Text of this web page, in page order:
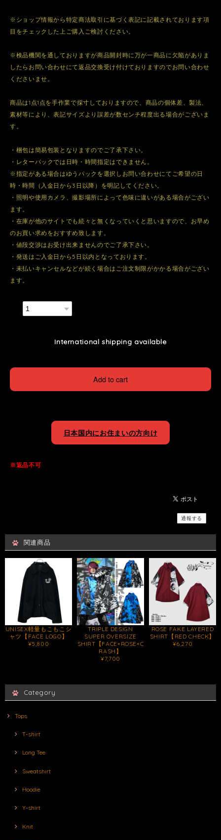
※ショップ情報から特定商法取引に基づく表記に記載されております項
目をチェックした上ご購入ご検討ください。
※検品機関を通しておりますが商品開封時に万が一商品に欠陥がありま
したらお問い合わせにて返品交換受け付けておりますのでお問い合わせ
くださいませ。
商品は1点1点を手作業で採寸しておりますので、商品の個体差、製法、
素材等により、表記サイズより誤差が数センチ程度出る場合がございま
す。
・梱包は簡易包装となりますのでご了承下さい。
・レターパックでは日時・時間指定はできません。
※指定がある場合はゆうパックを選択しお問い合わせにてご希望の日
時・時間（入金日から3日以降）を明記してください。
・照明や使用カメラ、撮影場所によって色味に違いがある場合がござい
ます。
・在庫が他のサイトでも続々と無くなっていくと思いますので、お早め
のお買い求めをおすすめ致します。
・値段交渉はお受け出来ませんのでご了承下さい。
・発送はご入金日から5日以内となっております。
・未払いキャンセルなどが続く場合はご注文制限がかかる場合がござい
ます。
International shipping available
Add to cart
日本国内にお住まいの方向け
※返品不可
通報する
関連商品
UNISEX軽量もこもこシ
ャツ【FACE LOGO】
¥5,800
TRIPLE DESIGN
SUPER OVERSIZE
SHIRT【FACE×ROSE×C
RASH】
¥7,700
ROSE FAKE LAYERED
SHIRT【RED CHECK】
¥6,270
Category
Tops
T-shirt
Long Tee
Sweatshirt
Hoodie
Y-shirt
Knit